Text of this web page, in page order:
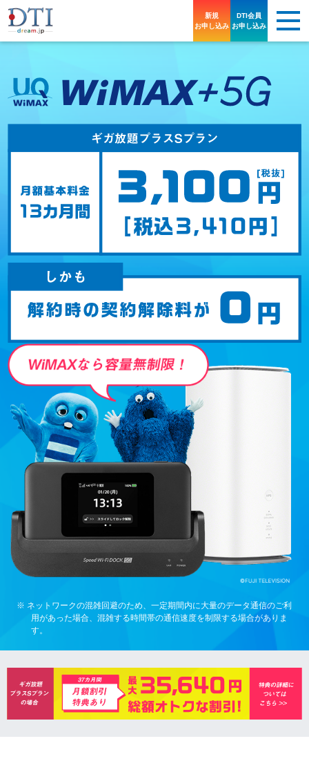
新規
お申し込み
DTI会員
お申し込み
※ ネットワークの混雑回避のため、一定期間内に大量のデータ通信のご利
用があった場合、混雑する時間帯の通信速度を制限する場合がありま
す。